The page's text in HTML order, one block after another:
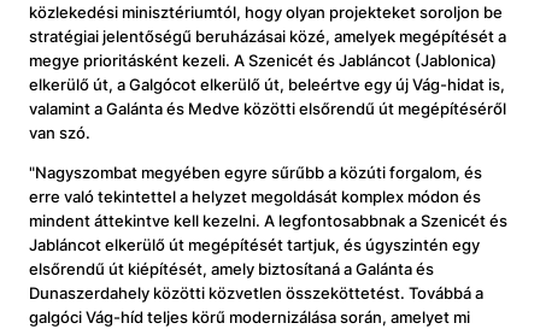
közlekedési minisztériumtól, hogy olyan projekteket soroljon be
stratégiai jelentőségű beruházásai közé, amelyek megépítését a
megye prioritásként kezeli. A Szenicét és Jabláncot (Jablonica)
elkerülő út, a Galgócot elkerülő út, beleértve egy új Vág-hidat is,
valamint a Galánta és Medve közötti elsőrendű út megépítéséről
van szó.
"Nagyszombat megyében egyre sűrűbb a közúti forgalom, és
erre való tekintettel a helyzet megoldását komplex módon és
mindent áttekintve kell kezelni. A legfontosabbnak a Szenicét és
Jabláncot elkerülő út megépítését tartjuk, és úgyszintén egy
elsőrendű út kiépítését, amely biztosítaná a Galánta és
Dunaszerdahely közötti közvetlen összeköttetést. Továbbá a
galgóci Vág-híd teljes körű modernizálása során, amelyet mi